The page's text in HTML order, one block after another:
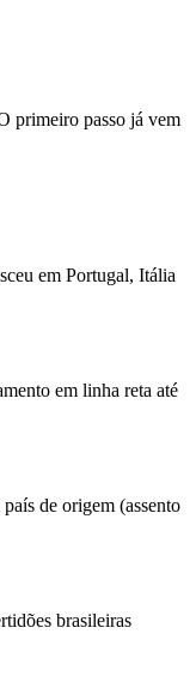
primeiro passo já vem
em Portugal, Itália
em linha reta até
de origem (assento
brasileiras